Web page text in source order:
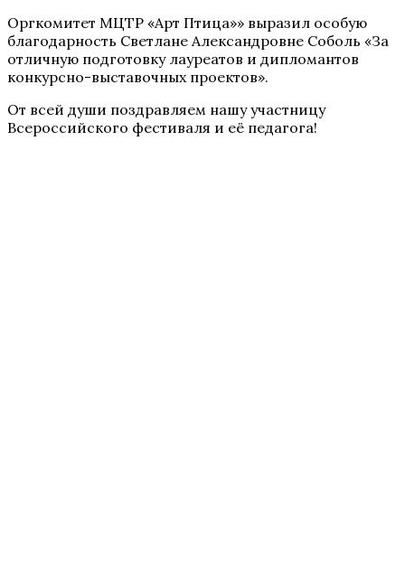
Оргкомитет МЦТР «Арт Птица»» выразил особую
благодарность Светлане Александровне Соболь «За
отличную подготовку лауреатов и дипломантов
конкурсно-выставочных проектов».
От всей души поздравляем нашу участницу
Всероссийского фестиваля и её педагога!